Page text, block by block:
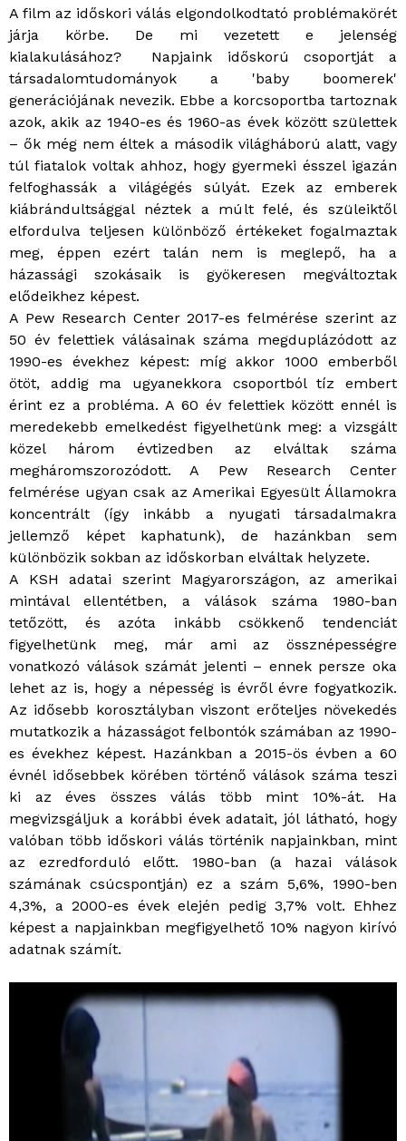
A film az időskori válás elgondolkodtató problémakörét
járja körbe. De mi vezetett e jelenség
kialakulásához? Napjaink időskorú csoportját a
társadalomtudományok a 'baby boomerek'
generációjának nevezik. Ebbe a korcsoportba tartoznak
azok, akik az 1940-es és 1960-as évek között születtek
– ők még nem éltek a második világháború alatt, vagy
túl fiatalok voltak ahhoz, hogy gyermeki ésszel igazán
felfoghassák a világégés súlyát. Ezek az emberek
kiábrándultsággal néztek a múlt felé, és szüleiktől
elfordulva teljesen különböző értékeket fogalmaztak
meg, éppen ezért talán nem is meglepő, ha a
házassági szokásaik is gyökeresen megváltoztak
elődeikhez képest.
A Pew Research Center 2017-es felmérése szerint az
50 év felettiek válásainak száma megduplázódott az
1990-es évekhez képest: míg akkor 1000 emberből
ötöt, addig ma ugyanekkora csoportból tíz embert
érint ez a probléma. A 60 év felettiek között ennél is
meredekebb emelkedést figyelhetünk meg: a vizsgált
közel három évtizedben az elváltak száma
megháromszorozódott. A Pew Research Center
felmérése ugyan csak az Amerikai Egyesült Államokra
koncentrált (így inkább a nyugati társadalmakra
jellemző képet kaphatunk), de hazánkban sem
különbözik sokban az időskorban elváltak helyzete.
A KSH adatai szerint Magyarországon, az amerikai
mintával ellentétben, a válások száma 1980-ban
tetőzött, és azóta inkább csökkenő tendenciát
figyelhetünk meg, már ami az össznépességre
vonatkozó válások számát jelenti – ennek persze oka
lehet az is, hogy a népesség is évről évre fogyatkozik.
Az idősebb korosztályban viszont erőteljes növekedés
mutatkozik a házasságot felbontók számában az 1990-
es évekhez képest. Hazánkban a 2015-ös évben a 60
évnél idősebbek körében történő válások száma teszi
ki az éves összes válás több mint 10%-át. Ha
megvizsgáljuk a korábbi évek adatait, jól látható, hogy
valóban több időskori válás történik napjainkban, mint
az ezredforduló előtt. 1980-ban (a hazai válások
számának csúcspontján) ez a szám 5,6%, 1990-ben
4,3%, a 2000-es évek elején pedig 3,7% volt. Ehhez
képest a napjainkban megfigyelhető 10% nagyon kirívó
adatnak számít.